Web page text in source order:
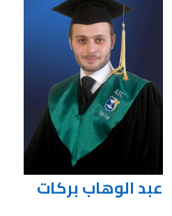
عبد الوهاب بركات